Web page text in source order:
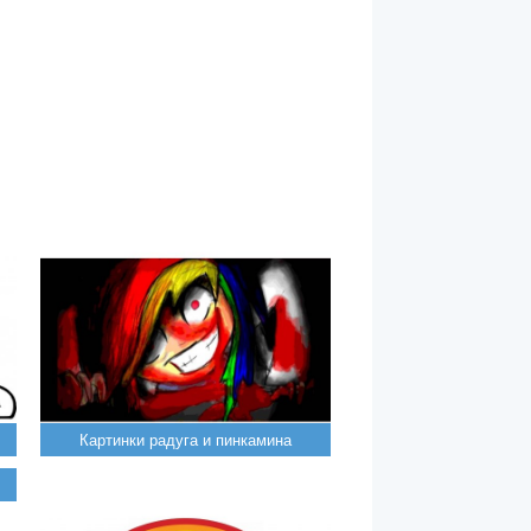
Картинки радуга и пинкамина